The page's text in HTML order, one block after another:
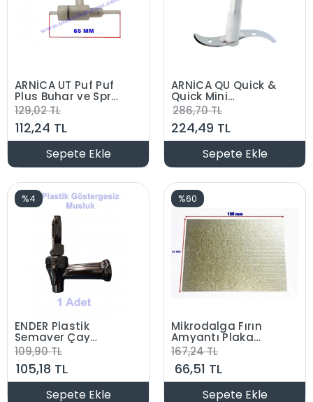
ARNİCA UT Puf Puf
Plus Buhar ve Sprey
Pompa Grubu
(Orjinal Ürün)
129,02 TL
112,24 TL
Sepete Ekle
ARNİCA QU Quick &
Quick Mini
Parçalayıcı Bıçağı
Grubu (Orjinal
Ürün Bıçak Grubu)
286,70 TL
224,49 TL
Sepete Ekle
%4
ENDER Plastik
Semaver Çay
Kazanı Musluğu
(Göstergesiz)
109,90 TL
105,18 TL
Sepete Ekle
%60
Mikrodalga Fırın
Amyantı Plaka
130mm X 78mm
(13x7.8cm)
167,24 TL
66,51 TL
Sepete Ekle